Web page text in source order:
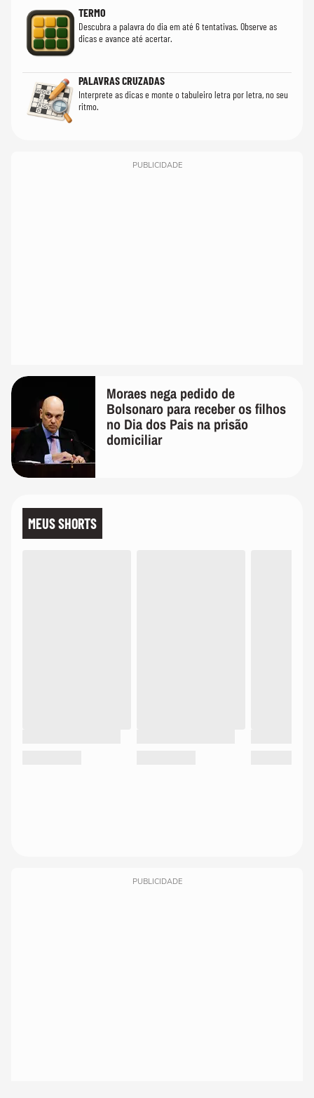
TERMO
Descubra a palavra do dia em até 6 tentativas. Observe as
dicas e avance até acertar.
PALAVRAS CRUZADAS
Interprete as dicas e monte o tabuleiro letra por letra, no seu
ritmo.
PUBLICIDADE
Moraes nega pedido de
Bolsonaro para receber os filhos
no Dia dos Pais na prisão
domiciliar
MEUS SHORTS
PUBLICIDADE